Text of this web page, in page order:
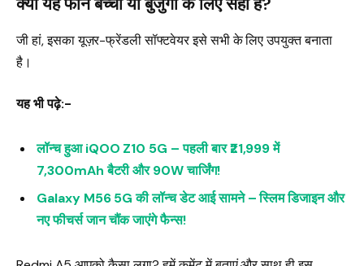
जी हां, इसका यूज़र-फ्रेंडली सॉफ्टवेयर इसे सभी के लिए उपयुक्त बनाता
है।
यह भी पढ़े:-
लॉन्च हुआ iQOO Z10 5G – पहली बार ₹21,999 में
7,300mAh बैटरी और 90W चार्जिंग!
Galaxy M56 5G की लॉन्च डेट आई सामने – स्लिम डिजाइन और
नए फीचर्स जान चौंक जाएंगे फैन्स!